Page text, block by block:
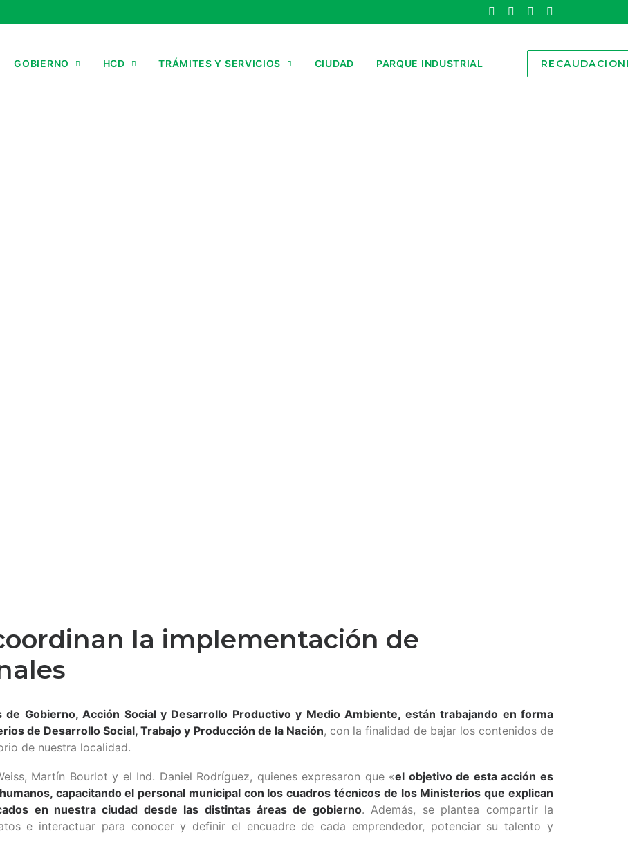
GOBIERNO HCD TRÁMITES Y SERVICIOS CIUDAD PARQUE INDUSTRIAL
la implementación de
de Gobierno, Acción Social y Desarrollo Productivo y Medio Ambiente, están trabajando en forma
de Desarrollo Social, Trabajo y Producción de la Nación, con la finalidad de bajar los contenidos de
de nuestra localidad.
Martín Bourlot y el Ind. Daniel Rodríguez, quienes expresaron que «el objetivo de esta acción es
capacitando el personal municipal con los cuadros técnicos de los Ministerios que explican
en nuestra ciudad desde las distintas áreas de gobierno. Además, se plantea compartir la
e interactuar para conocer y definir el encuadre de cada emprendedor, potenciar su talento y